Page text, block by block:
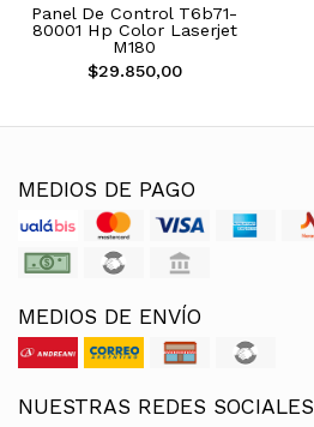
Panel De Control T6b71-
80001 Hp Color Laserjet
M180
$29.850,00
MEDIOS DE PAGO
MEDIOS DE ENVÍO
NUESTRAS REDES SOCIALES